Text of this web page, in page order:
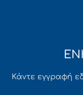
Κάντε εγγραφή